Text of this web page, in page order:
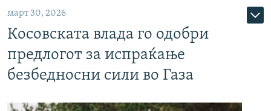
март 30, 2026
Косовската влада го одобри
предлогот за испраќање
безбедносни сили во Газа